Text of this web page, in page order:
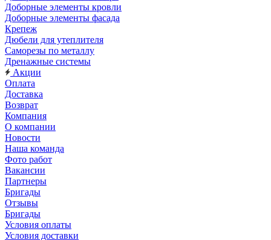
Доборные элементы кровли
Доборные элементы фасада
Крепеж
Дюбели для утеплителя
Саморезы по металлу
Дренажные системы
Акции
Оплата
Доставка
Возврат
Компания
О компании
Новости
Наша команда
Фото работ
Вакансии
Партнеры
Бригады
Отзывы
Бригады
Условия оплаты
Условия доставки